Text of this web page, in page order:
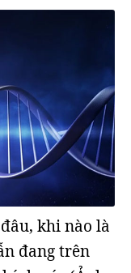
khi nào là
đang trên